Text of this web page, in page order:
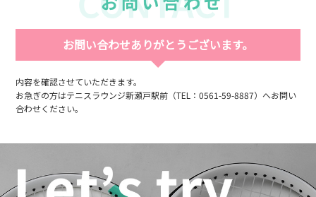
お問い合わせありがとうございます。
内容を確認させていただきます。
お急ぎの方はテニスラウンジ新瀬戸駅前（TEL：0561-59-8887）へお問い
合わせください。